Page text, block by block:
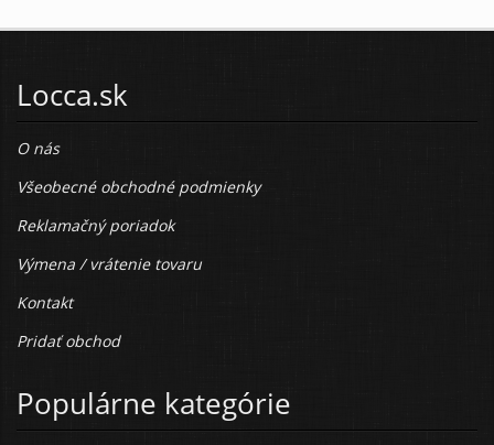
Locca.sk
O nás
Všeobecné obchodné podmienky
Reklamačný poriadok
Výmena / vrátenie tovaru
Kontakt
Pridať obchod
Populárne kategórie